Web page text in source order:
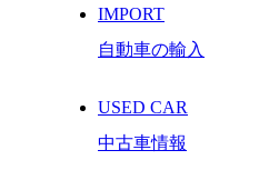
IMPORT
自動車の輸入
USED CAR
中古車情報